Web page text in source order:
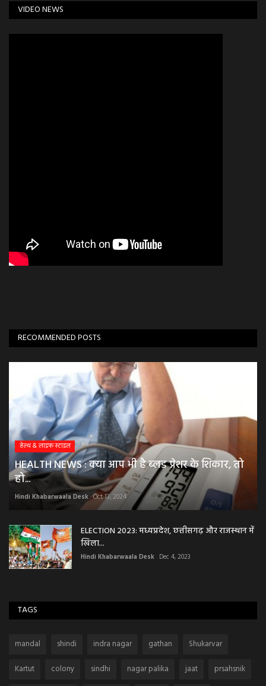
VIDEO NEWS
RECOMMENDED POSTS
हेल्थ & लाइफ स्टाइल
HEALTH NEWS : क्या आप भी है ब्लड प्रेशर के शिकार, तो
हो...
Hindi Khabarwaala Desk Oct 13, 2024
ELECTION 2023: मध्यप्रदेश, छत्तीसगढ़ और राजस्थान में
खिला...
Hindi Khabarwaala Desk Dec 4, 2023
TAGS
mandal shindi indra nagar gathan
Shukarvar
Kartut
colony sindhi nagar palika jaat prsahsnik